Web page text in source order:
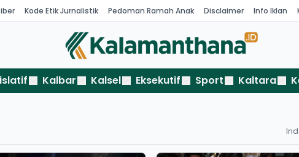
Kode Etik Jurnalistik Pedoman Ramah Anak Disclaimer Info Iklan
Kalbar Kalsel Eksekutif Sport Kaltara